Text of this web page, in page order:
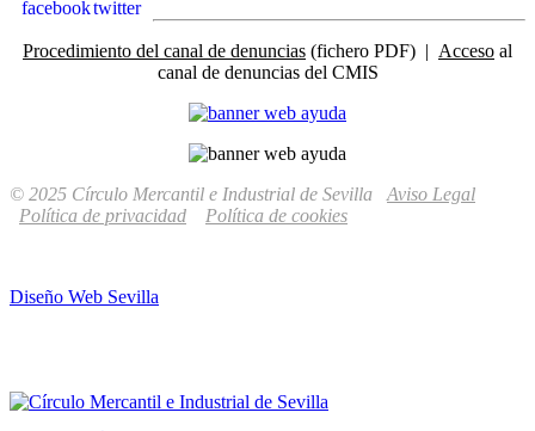
Procedimiento del canal de denuncias (fichero PDF) | Acceso al
canal de denuncias del CMIS
© 2025 Círculo Mercantil e Industrial de Sevilla Aviso Legal
Política de privacidad
Política de cookies
Diseño Web Sevilla